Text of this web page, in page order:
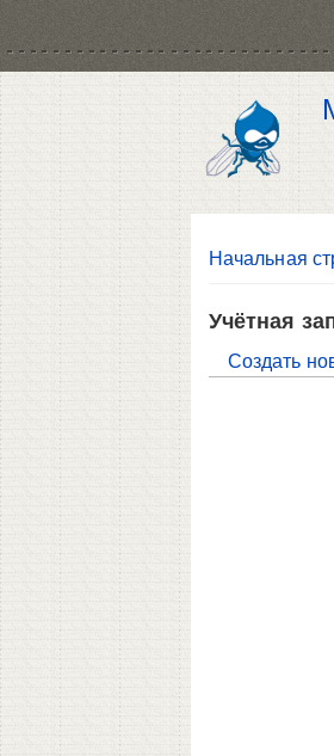
Вы здесь
Начальная
Учётная
Главные
Создать